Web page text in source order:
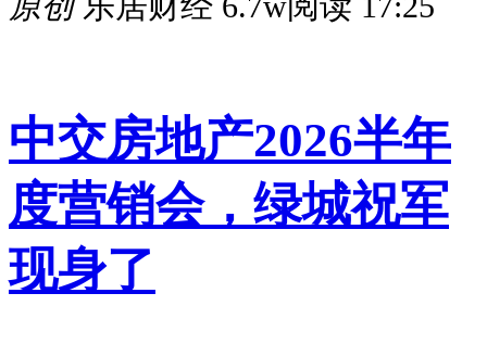
中交房地产2026半年
度营销会，绿城祝军
现身了